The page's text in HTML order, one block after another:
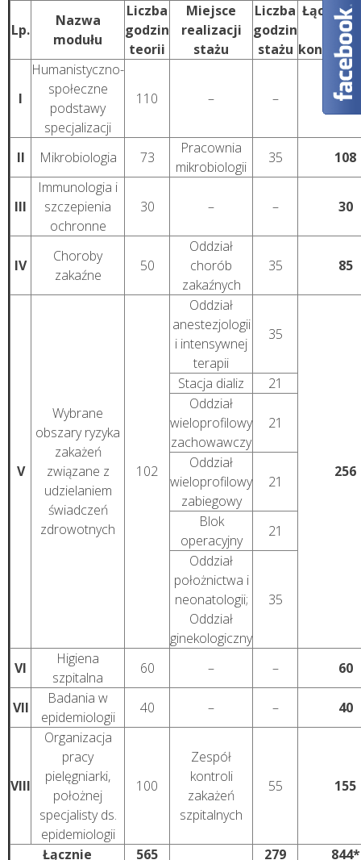
Lp.
Nazwa
modułu
Liczba
godzin
teorii
Miejsce
realizacji
stażu
Liczba
godzin
stażu
Łączna
I
Humanistyczno-
społeczne
podstawy
specjalizacji
110 – – 110
II Mikrobiologia 73
Pracownia
mikrobiologii
35 108
III
Immunologia i
szczepienia
ochronne
30 – – 30
IV
Choroby
zakaźne
50
Oddział
chorób
zakaźnych
35 85
V
Wybrane
obszary ryzyka
zakażeń
związane z
udzielaniem
świadczeń
zdrowotnych
102
Oddział
anestezjologii
i intensywnej
terapii
35
256
Stacja dializ
21
Oddział
wieloprofilowy
zachowawczy
21
Oddział
wieloprofilowy
zabiegowy
21
Blok
operacyjny
21
Oddział
położnictwa i
neonatologii;
Oddział
ginekologiczny
35
VI
Higiena
szpitalna
60 – – 60
VII
Badania w
epidemiologii
40 – – 40
VIII
Organizacja
pracy
pielęgniarki,
położnej
specjalisty ds.
epidemiologii
100
Zespół
kontroli
zakażeń
szpitalnych
55 155
Łącznie 565 279 844*